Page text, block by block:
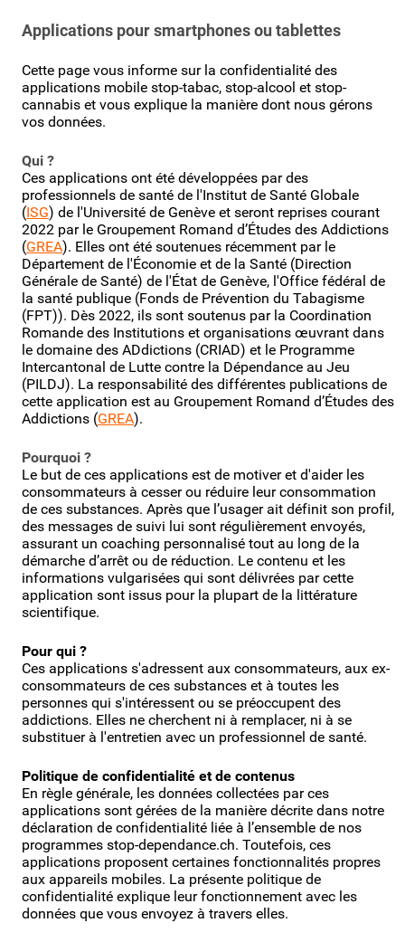
Applications pour smartphones ou tablettes
Cette page vous informe sur la confidentialité des
applications mobile stop-tabac, stop-alcool et stop-
cannabis et vous explique la manière dont nous gérons
vos données.
Qui ?
Ces applications ont été développées par des
professionnels de santé de l'Institut de Santé Globale
(ISG) de l'Université de Genève et seront reprises courant
2022 par le Groupement Romand d’Études des Addictions
(GREA). Elles ont été soutenues récemment par le
Département de l'Économie et de la Santé (Direction
Générale de Santé) de l'État de Genève, l'Office fédéral de
la santé publique (Fonds de Prévention du Tabagisme
(FPT)). Dès 2022, ils sont soutenus par la Coordination
Romande des Institutions et organisations œuvrant dans
le domaine des ADdictions (CRIAD) et le Programme
Intercantonal de Lutte contre la Dépendance au Jeu
(PILDJ). La responsabilité des différentes publications de
cette application est au Groupement Romand d’Études des
Addictions (GREA).
Pourquoi ?
Le but de ces applications est de motiver et d'aider les
consommateurs à cesser ou réduire leur consommation
de ces substances. Après que l’usager ait définit son profil,
des messages de suivi lui sont régulièrement envoyés,
assurant un coaching personnalisé tout au long de la
démarche d’arrêt ou de réduction. Le contenu et les
informations vulgarisées qui sont délivrées par cette
application sont issus pour la plupart de la littérature
scientifique.
Pour qui ?
Ces applications s'adressent aux consommateurs, aux ex-
consommateurs de ces substances et à toutes les
personnes qui s'intéressent ou se préoccupent des
addictions. Elles ne cherchent ni à remplacer, ni à se
substituer à l'entretien avec un professionnel de santé.
Politique de confidentialité et de contenus
En règle générale, les données collectées par ces
applications sont gérées de la manière décrite dans notre
déclaration de confidentialité liée à l’ensemble de nos
programmes stop-dependance.ch. Toutefois, ces
applications proposent certaines fonctionnalités propres
aux appareils mobiles. La présente politique de
confidentialité explique leur fonctionnement avec les
données que vous envoyez à travers elles.